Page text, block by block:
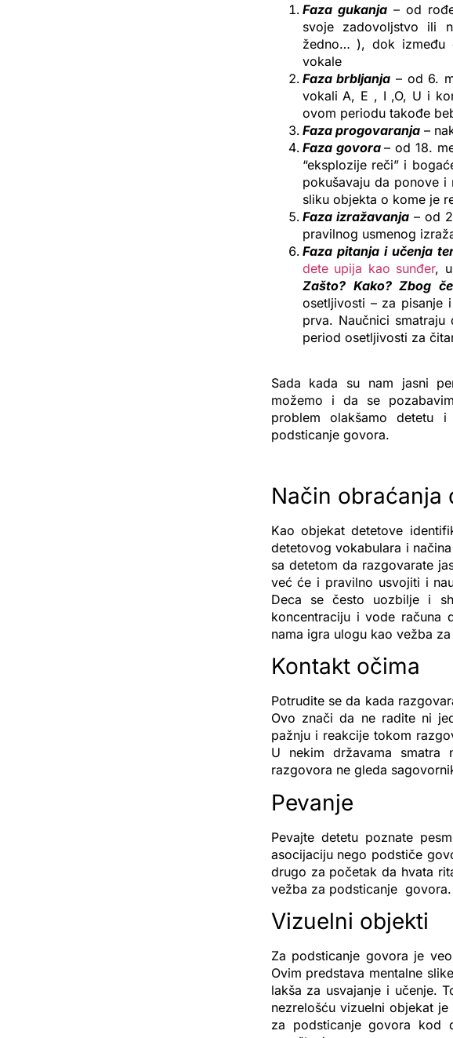
Faza gukanja– od
svoje zadovoljstvo ili
žedno… ), dok između
vokale
Faza brbljanja – od 6.
vokali A, E , I ,O, U i
ovom periodu takođe
Faza progovaranja–
Faza govora– od 18.
“eksplozije reči” i
pokušavaju da ponove
sliku objekta o kome je
Faza izražavanja– od 2
pravilnog usmenog
Faza pitanja i učenja
dete upija kao sunđer,
Zašto? Kako? Zbog
osetljivosti – za pisanje
prva. Naučnici
period osetljivosti za
Sada kada su nam jasni
možemo i da se
problem olakšamo
podsticanje govora.
Način obraćanja
Kao objekat detetove
detetovog vokabulara i
sa detetom da razgovarate
već će i pravilno usvojiti i
Deca se često uozbilje i
koncentraciju i vode
nama igra ulogu kao vežba
Kontakt očima
Potrudite se da kada
Ovo znači da ne radite ni
pažnju i reakcije tokom
U nekim državama
razgovora ne gleda
Pevanje
Pevajte detetu poznate
asocijaciju nego podstiče
drugo za početak da hvata
vežba za podsticanje govora.
Vizuelni objekti
Za podsticanje govora je
Ovim predstava mentalne
lakša za usvajanje i učenje.
nezrelošću vizuelni objekat
za podsticanje govora kod